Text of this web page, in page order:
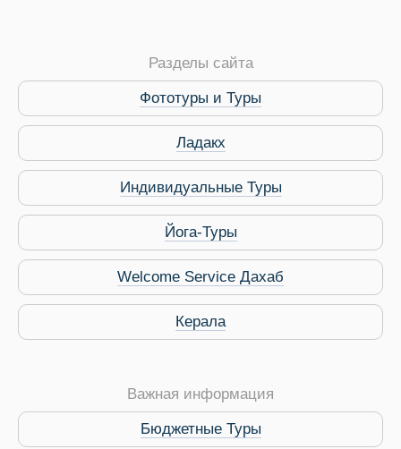
Путеводитель по
Разделы сайта
Фототуры и Туры
Ладакх
Индивидуальные Туры
Йога-Туры
Welcome Service Дахаб
Керала
Важная информация
Бюджетные Туры